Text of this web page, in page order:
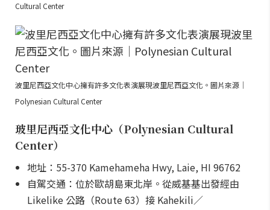
Cultural Center
波里尼西亞文化中心擁有許多文化表演展現波里尼西亞文化。圖片來源｜
Polynesian Cultural Center
玻里尼西亞文化中心（Polynesian Cultural
Center）
地址：55-370 Kamehameha Hwy, Laie, HI 96762
自駕交通：位於歐胡島東北岸。從威基基出發經由
Likelike 公路（Route 63）接 Kahekili／